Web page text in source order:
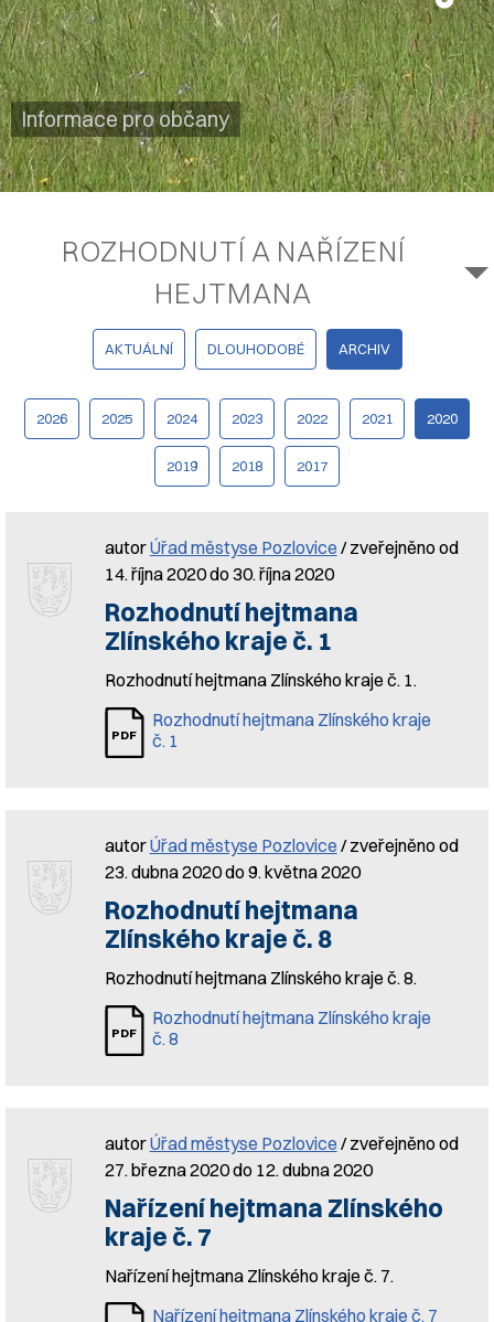
Informace pro občany
ROZHODNUTÍ A NAŘÍZENÍ
HEJTMANA
AKTUÁLNÍ DLOUHODOBÉ ARCHIV
2026 2025 2024 2023 2022 2021 2020
2019 2018 2017
autorÚřad městyse Pozlovice / zveřejněno od
14. října 2020 do 30. října 2020
Rozhodnutí hejtmana
Zlínského kraje č. 1
Rozhodnutí hejtmana Zlínského kraje č. 1.
Rozhodnutí hejtmana Zlínského kraje
č. 1
autorÚřad městyse Pozlovice / zveřejněno od
23. dubna 2020 do 9. května 2020
Rozhodnutí hejtmana
Zlínského kraje č. 8
Rozhodnutí hejtmana Zlínského kraje č. 8.
Rozhodnutí hejtmana Zlínského kraje
č. 8
autorÚřad městyse Pozlovice / zveřejněno od
27. března 2020 do 12. dubna 2020
Nařízení hejtmana Zlínského
kraje č. 7
Nařízení hejtmana Zlínského kraje č. 7.
Nařízení hejtmana Zlínského kraje č. 7